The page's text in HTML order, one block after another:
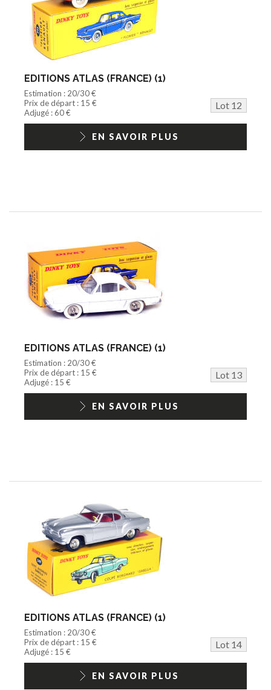
EDITIONS ATLAS (FRANCE) (1)
Estimation : 20/30 €
Prix de départ : 15 €
Lot 12
Adjugé : 60 €
EN SAVOIR PLUS
EDITIONS ATLAS (FRANCE) (1)
Estimation : 20/30 €
Prix de départ : 15 €
Lot 13
Adjugé : 15 €
EN SAVOIR PLUS
EDITIONS ATLAS (FRANCE) (1)
Estimation : 20/30 €
Prix de départ : 15 €
Lot 14
Adjugé : 15 €
EN SAVOIR PLUS